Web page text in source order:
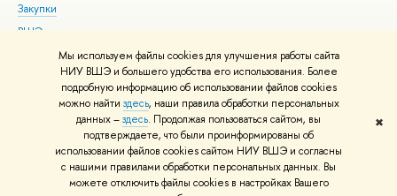
Мы используем файлы cookies для улучшения работы сайта
НИУ ВШЭ и большего удобства его использования. Более
подробную информацию об использовании файлов cookies
можно найти здесь, наши правила обработки персональных
данных –здесь. Продолжая пользоваться сайтом, вы
подтверждаете, что были проинформированы об
использовании файлов cookies сайтом НИУ ВШЭ и согласны
с нашими правилами обработки персональных данных. Вы
можете отключить файлы cookies в настройках Вашего
✖
Закупки
ВШЭ для студентов с ограниченными возможностями
здоровья и инвалидностью
Версия для слабовидящих
Единая платежная страница
© НИУ ВШЭ 1993–2026 Адреса и контакты Условия использования
материалов Политика конфиденциальности Карта сайта
Шрифты HSE Sans и HSE Slab разработаны вШколе дизайна НИУ ВШЭ